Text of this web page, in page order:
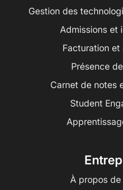
Gestion des
Admissions et
Facturation et
Présence
Carnet de notes
Student
À propos